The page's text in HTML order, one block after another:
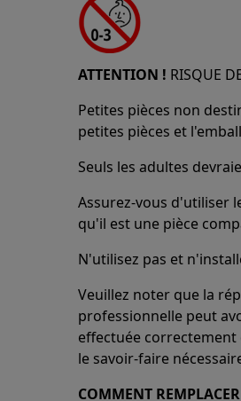
ATTENTION ! RISQUE
Petites pièces non
petites pièces et
Seuls les adultes
Assurez-vous d'utiliser
qu'il est une pièce
N'utilisez pas et
Veuillez noter que la
professionnelle peut
effectuée
le savoir-faire
COMMENT